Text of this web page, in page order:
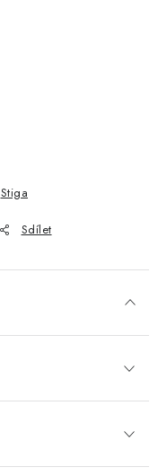
Stiga
Sdílet